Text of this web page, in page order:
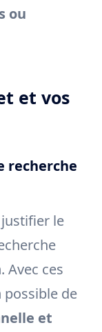
ou
et vos
recherche
le
Avec ces
possible de
et